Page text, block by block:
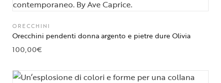
ORECCHINI
Orecchini pendenti donna argento e pietre dure Olivia
100,00€